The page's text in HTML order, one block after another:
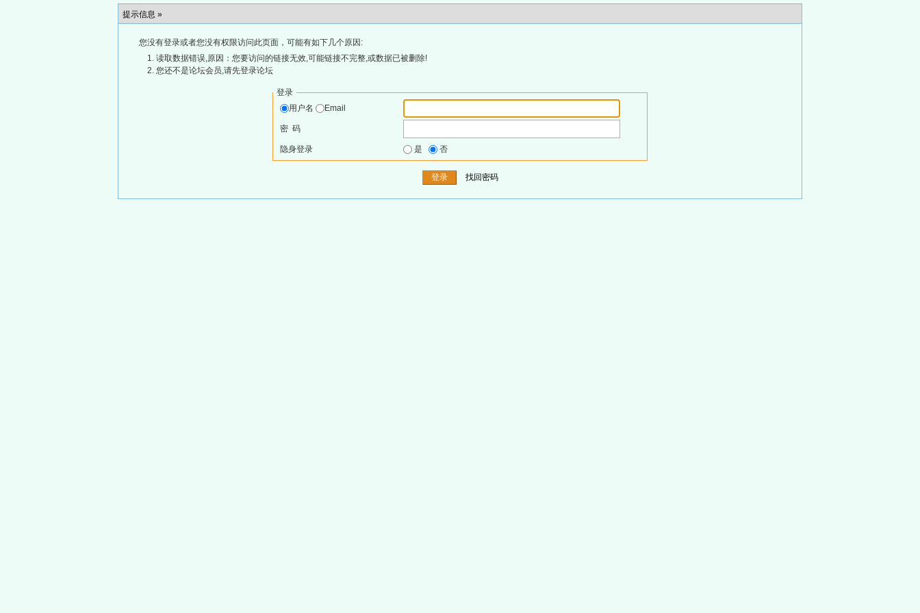
提示信息 »
您没有登录或者您没有权限访问此页面，可能有如下几个原因:
读取数据错误,原因：您要访问的链接无效,可能链接不完整,或数据已被删除!
您还不是论坛会员,请先登录论坛
登录
用户名
Email
密 码
隐身登录 是 否
找回密码